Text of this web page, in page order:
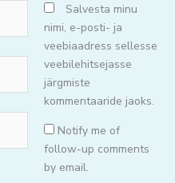
Salvesta minu
nimi, e-posti- ja
veebiaadress sellesse
veebilehitsejasse
järgmiste
kommentaaride jaoks.
Notify me of
follow-up comments
by email.